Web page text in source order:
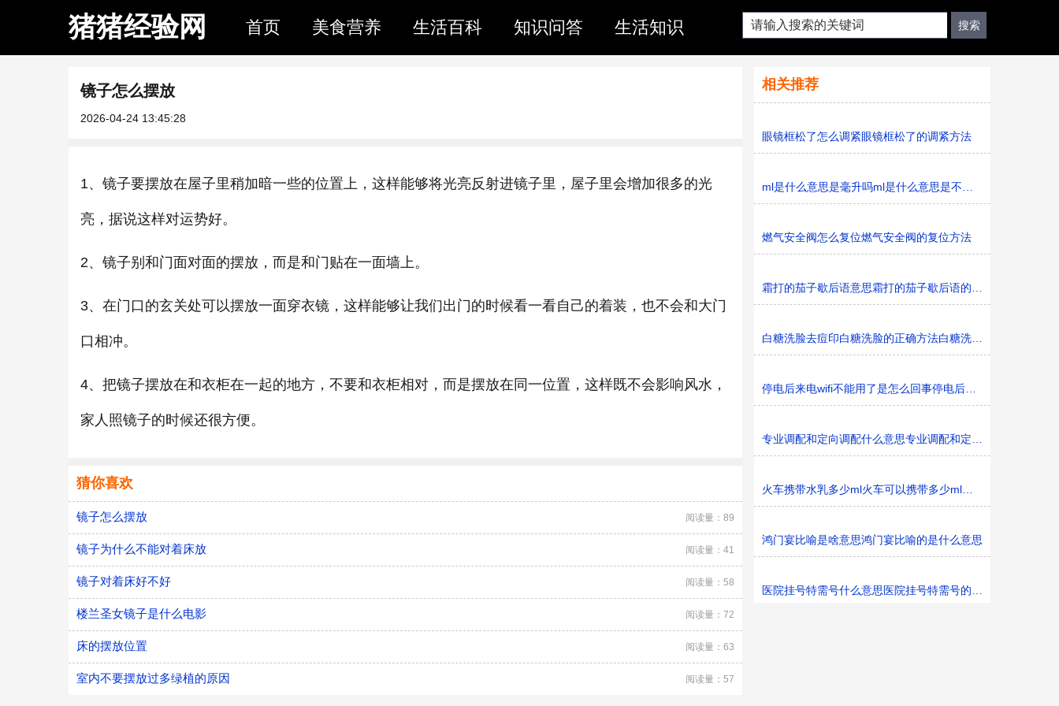
猪猪经验网 首页 美食营养 生活百科 知识问答 生活知识
镜子怎么摆放
2026-04-24 13:45:28
1、镜子要摆放在屋子里稍加暗一些的位置上，这样能够将光亮反射进镜子里，屋子里会增加很多的光
亮，据说这样对运势好。
2、镜子别和门面对面的摆放，而是和门贴在一面墙上。
3、在门口的玄关处可以摆放一面穿衣镜，这样能够让我们出门的时候看一看自己的着装，也不会和大门
口相冲。
4、把镜子摆放在和衣柜在一起的地方，不要和衣柜相对，而是摆放在同一位置，这样既不会影响风水，
家人照镜子的时候还很方便。
猜你喜欢
镜子怎么摆放 阅读量：89
镜子为什么不能对着床放 阅读量：41
镜子对着床好不好 阅读量：58
楼兰圣女镜子是什么电影 阅读量：72
床的摆放位置 阅读量：63
室内不要摆放过多绿植的原因 阅读量：57
相关推荐
眼镜框松了怎么调紧眼镜框松了的调紧方法
ml是什么意思是毫升吗ml是什么意思是不是毫升
燃气安全阀怎么复位燃气安全阀的复位方法
霜打的茄子歇后语意思霜打的茄子歇后语的意思是什么
白糖洗脸去痘印白糖洗脸的正确方法白糖洗脸的正确方法是
停电后来电wifi不能用了是怎么回事停电后来电wifi不能用了
专业调配和定向调配什么意思专业调配和定向调配的意思
火车携带水乳多少ml火车可以携带多少ml水乳
鸿门宴比喻是啥意思鸿门宴比喻的是什么意思
医院挂号特需号什么意思医院挂号特需号的意思